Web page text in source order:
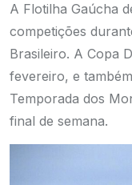
A Flotilha Gaúcha
competições
Brasileiro. A Copa
fevereiro, e
Temporada dos
final de semana.